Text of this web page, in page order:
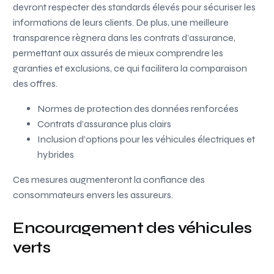
devront respecter des standards élevés pour sécuriser les
informations de leurs clients. De plus, une meilleure
transparence règnera dans les contrats d’assurance,
permettant aux assurés de mieux comprendre les
garanties et exclusions, ce qui facilitera la comparaison
des offres.
Normes de protection des données renforcées
Contrats d’assurance plus clairs
Inclusion d’options pour les véhicules électriques et
hybrides
Ces mesures augmenteront la confiance des
consommateurs envers les assureurs.
Encouragement des véhicules
verts